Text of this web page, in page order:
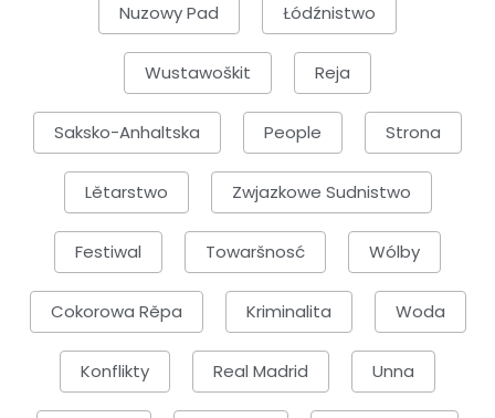
Nuzowy Pad Łódźnistwo
Wustawoškit Reja
Saksko-Anhaltska People Strona
Lětarstwo Zwjazkowe Sudnistwo
Festiwal Towaršnosć Wólby
Cokorowa Rěpa Kriminalita Woda
Konflikty Real Madrid Unna